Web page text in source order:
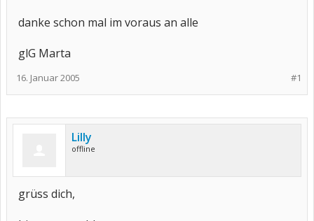
danke schon mal im voraus an alle
glG Marta
#1
16. Januar 2005
Lilly
offline
grüss dich,